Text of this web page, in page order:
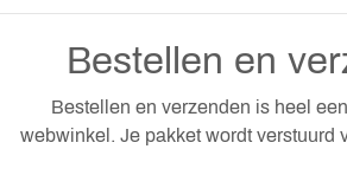
Bestellen en
Bestellen en verzenden is heel
webwinkel. Je pakket wordt verstuurd